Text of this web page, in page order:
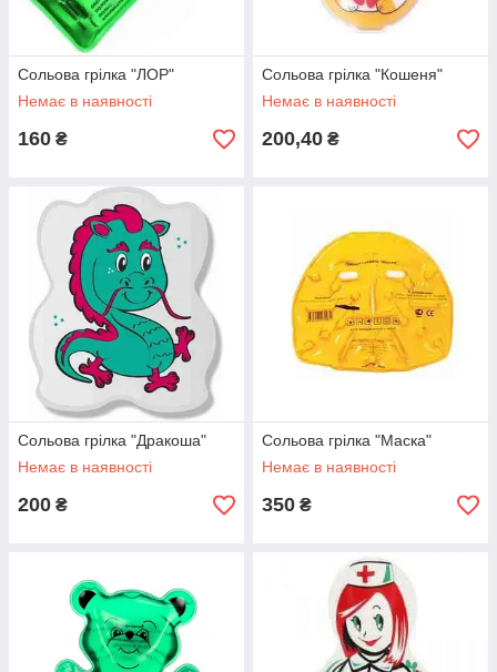
Сольова грілка "ЛОР"
Немає в наявності
160 ₴
Сольова грілка "Кошеня"
Немає в наявності
200,40 ₴
Сольова грілка "Дракоша"
Немає в наявності
200 ₴
Сольова грілка "Маска"
Немає в наявності
350 ₴